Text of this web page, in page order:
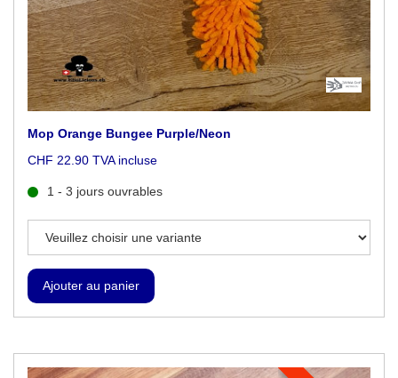
Mop Orange Bungee Purple/Neon
CHF 22.90 TVA incluse
1 - 3 jours ouvrables